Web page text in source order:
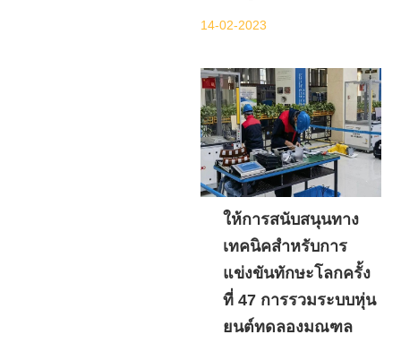
14-02-2023
ให้การสนับสนุนทาง
เทคนิคสำหรับการ
แข่งขันทักษะโลกครั้ง
ที่ 47 การรวมระบบหุ่น
ยนต์ทดลองมณฑล